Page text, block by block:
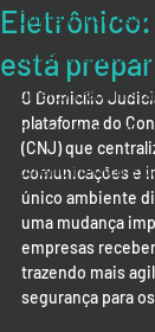
Contencioso
Reestruturação
Direito Trabalhista
Direito de Família
Direito Médico e
Eletrônico:
está
O Domicílio
plataforma do
(CNJ) que
comunicações e
único ambiente
uma mudança
empresas
trazendo mais
segurança para